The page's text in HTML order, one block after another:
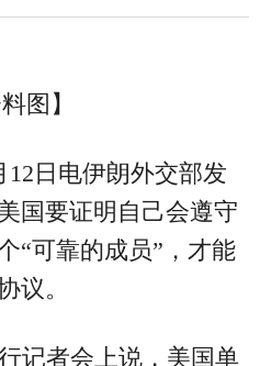
图】
12日电伊朗外交部发
国要证明自己会遵守
“可靠的成员”，才能
议。
记者会上说，美国单